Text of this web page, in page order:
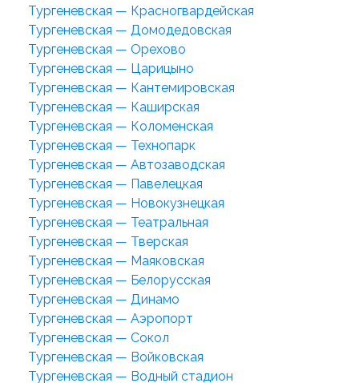
Тургеневская — Красногвардейская
Тургеневская — Домодедовская
Тургеневская — Орехово
Тургеневская — Царицыно
Тургеневская — Кантемировская
Тургеневская — Каширская
Тургеневская — Коломенская
Тургеневская — Технопарк
Тургеневская — Автозаводская
Тургеневская — Павелецкая
Тургеневская — Новокузнецкая
Тургеневская — Театральная
Тургеневская — Тверская
Тургеневская — Маяковская
Тургеневская — Белорусская
Тургеневская — Динамо
Тургеневская — Аэропорт
Тургеневская — Сокол
Тургеневская — Войковская
Тургеневская — Водный стадион